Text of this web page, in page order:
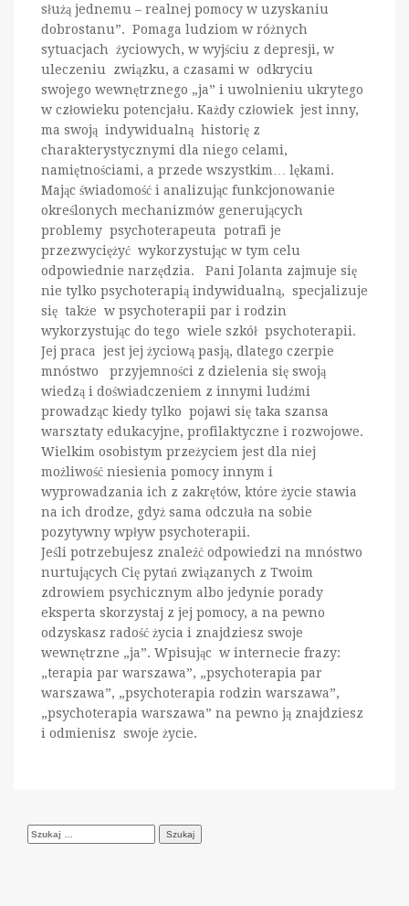
służą jednemu – realnej pomocy w uzyskaniu
dobrostanu”. Pomaga ludziom w różnych
sytuacjach życiowych, w wyjściu z depresji, w
uleczeniu związku, a czasami w odkryciu
swojego wewnętrznego „ja” i uwolnieniu ukrytego
w człowieku potencjału. Każdy człowiek jest inny,
ma swoją indywidualną historię z
charakterystycznymi dla niego celami,
namiętnościami, a przede wszystkim… lękami.
Mając świadomość i analizując funkcjonowanie
określonych mechanizmów generujących
problemy psychoterapeuta potrafi je
przezwyciężyć wykorzystując w tym celu
odpowiednie narzędzia. Pani Jolanta zajmuje się
nie tylko psychoterapią indywidualną, specjalizuje
się także w psychoterapii par i rodzin
wykorzystując do tego wiele szkół psychoterapii.
Jej praca jest jej życiową pasją, dlatego czerpie
mnóstwo przyjemności z dzielenia się swoją
wiedzą i doświadczeniem z innymi ludźmi
prowadząc kiedy tylko pojawi się taka szansa
warsztaty edukacyjne, profilaktyczne i rozwojowe.
Wielkim osobistym przeżyciem jest dla niej
możliwość niesienia pomocy innym i
wyprowadzania ich z zakrętów, które życie stawia
na ich drodze, gdyż sama odczuła na sobie
pozytywny wpływ psychoterapii.
Jeśli potrzebujesz znaleźć odpowiedzi na mnóstwo
nurtujących Cię pytań związanych z Twoim
zdrowiem psychicznym albo jedynie porady
eksperta skorzystaj z jej pomocy, a na pewno
odzyskasz radość życia i znajdziesz swoje
wewnętrzne „ja”. Wpisując w internecie frazy:
„terapia par warszawa”, „psychoterapia par
warszawa”, „psychoterapia rodzin warszawa”,
„psychoterapia warszawa” na pewno ją znajdziesz
i odmienisz swoje życie.
Szukaj: